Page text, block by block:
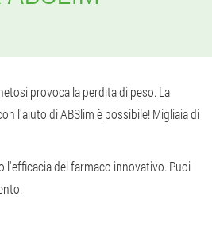
provoca la perdita di peso. La
l'aiuto di ABSlim è possibile! Migliaia di
l'efficacia del farmaco innovativo. Puoi